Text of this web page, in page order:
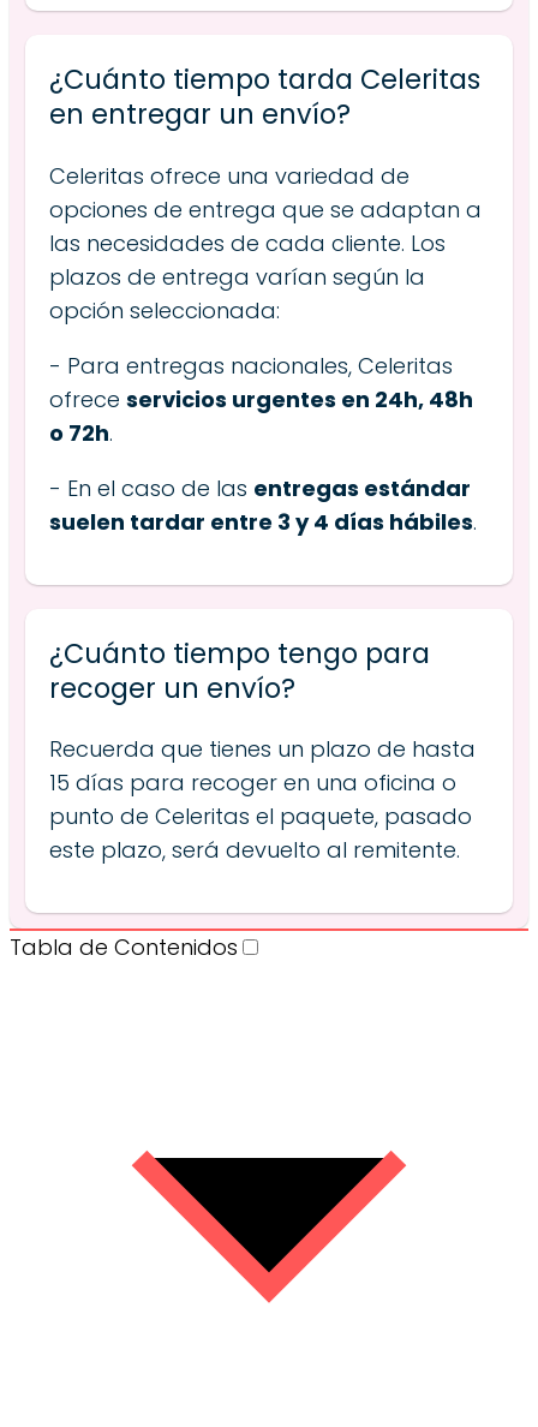
¿Cuánto tiempo tarda Celeritas
en entregar un envío?
Celeritas ofrece una variedad de
opciones de entrega que se adaptan a
las necesidades de cada cliente. Los
plazos de entrega varían según la
opción seleccionada:
- Para entregas nacionales, Celeritas
ofrece servicios urgentes en 24h, 48h
o 72h.
- En el caso de las entregas estándar
suelen tardar entre 3 y 4 días hábiles.
¿Cuánto tiempo tengo para
recoger un envío?
Recuerda que tienes un plazo de hasta
15 días para recoger en una oficina o
punto de Celeritas el paquete, pasado
este plazo, será devuelto al remitente.
Tabla de Contenidos